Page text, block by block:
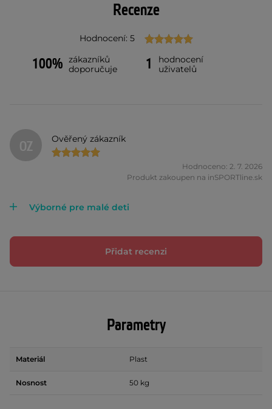
Recenze
Hodnocení: 5
100% zákazníků
doporučuje
1
hodnocení
uživatelů
OZ Ověřený zákazník
Hodnoceno: 2. 7. 2026
Produkt zakoupen na inSPORTline.sk
Výborné pre malé deti
Přidat recenzi
Parametry
Materiál Plast
Nosnost 50 kg